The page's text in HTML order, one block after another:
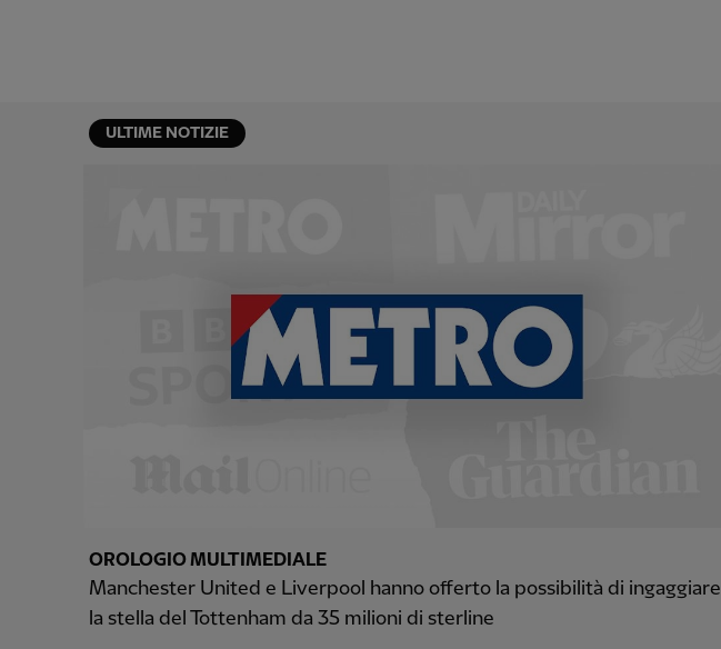
ULTIME NOTIZIE
OROLOGIO MULTIMEDIALE
Manchester United e Liverpool hanno offerto la possibilità di ingaggiare
la stella del Tottenham da 35 milioni di sterline